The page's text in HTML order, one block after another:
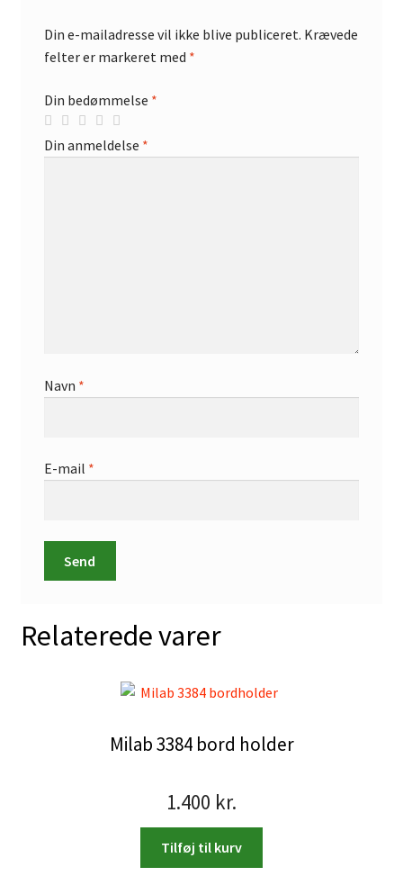
Din e-mailadresse vil ikke blive publiceret. Krævede
felter er markeret med *
Din bedømmelse *
Din anmeldelse *
Navn *
E-mail *
Relaterede varer
Milab 3384 bord holder
1.400 kr.
Tilføj til kurv